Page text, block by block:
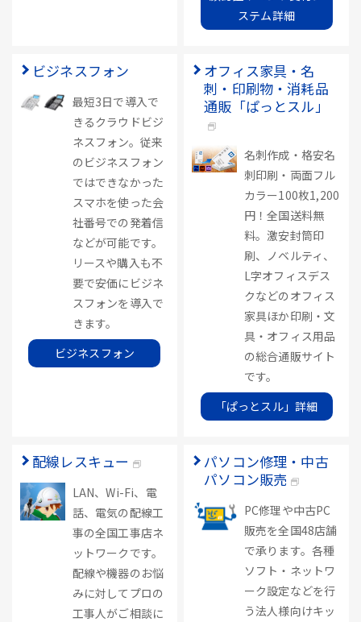
ステム詳細
ビジネスフォン
最短3日で導入で
きるクラウドビジ
ネスフォン。従来
のビジネスフォン
ではできなかった
スマホを使った会
社番号での発着信
などが可能です。
リースや購入も不
要で安価にビジネ
スフォンを導入で
きます。
ビジネスフォン
オフィス家具・名
刺・印刷物・消耗品
通販「ぱっとスル」
名刺作成・格安名
刺印刷・両面フル
カラー100枚1,200
円！全国送料無
料。激安封筒印
刷、ノベルティ、
L字オフィスデス
クなどのオフィス
家具ほか印刷・文
具・オフィス用品
の総合通販サイト
です。
「ぱっとスル」詳細
配線レスキュー
LAN、Wi-Fi、電
話、電気の配線工
事の全国工事店ネ
ットワークです。
配線や機器のお悩
みに対してプロの
工事人がご相談に
パソコン修理・中古
パソコン販売
PC修理や中古PC
販売を全国48店舗
で承ります。各種
ソフト・ネットワ
ーク設定などを行
う法人様向けキッ